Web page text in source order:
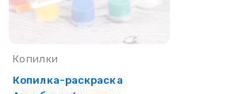
Копилки
Копилка-раскраска